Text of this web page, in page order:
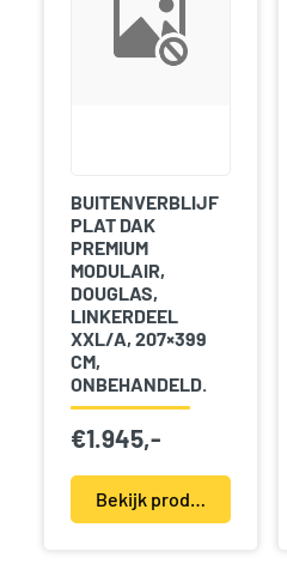
BUITENVERBLIJF
PLAT DAK
PREMIUM
MODULAIR,
DOUGLAS,
LINKERDEEL
XXL/A, 207×399
CM,
ONBEHANDELD.
€1.945,-
Bekijk product(en)